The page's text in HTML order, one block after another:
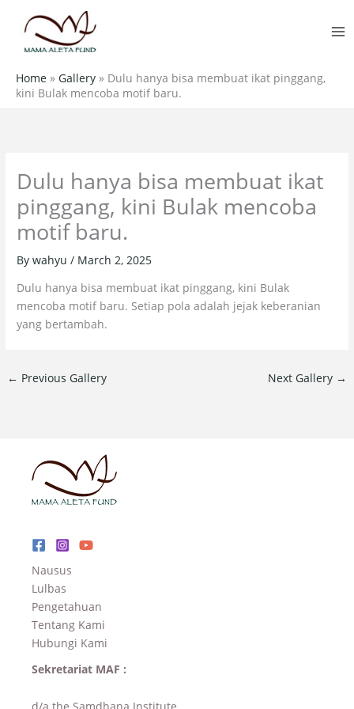
content
Home » Gallery » Dulu hanya bisa membuat ikat pinggang,
kini Bulak mencoba motif baru.
Dulu hanya bisa membuat ikat
pinggang, kini Bulak mencoba
motif baru.
Bywahyu/ March 2, 2025
Dulu hanya bisa membuat ikat pinggang, kini Bulak
mencoba motif baru. Setiap pola adalah jejak keberanian
yang bertambah.
← Previous Gallery Next Gallery →
Nausus
Lulbas
Pengetahuan
Tentang Kami
Hubungi Kami
Sekretariat MAF :